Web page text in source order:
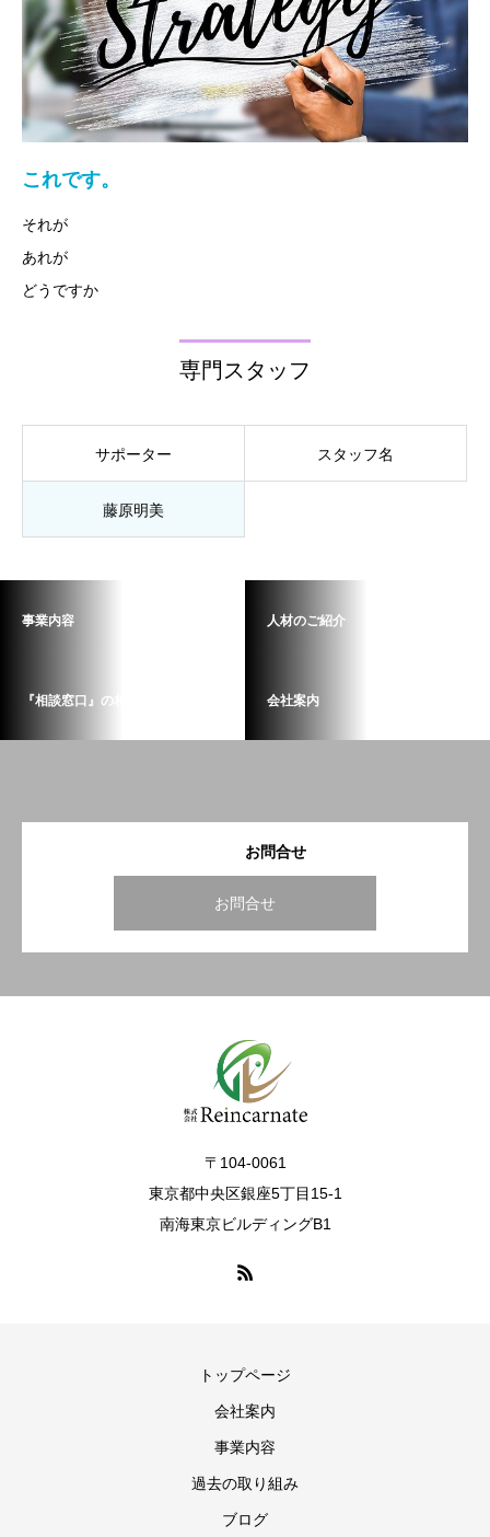
これです。
それが
あれが
どうですか
専門スタッフ
サポーター スタッフ名
藤原明美
事業内容 人材のご紹介
『相談窓口』の相談業務 会社案内
お問合せ
お問合せ
〒104-0061
東京都中央区銀座5丁目15-1
南海東京ビルディングB1
トップページ
会社案内
事業内容
過去の取り組み
ブログ